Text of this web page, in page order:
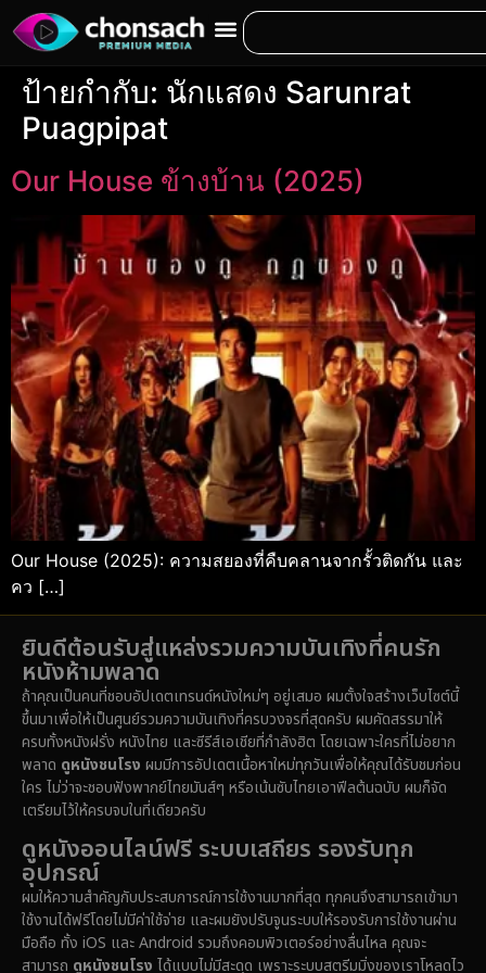
ป้ายกำกับ: นักแสดง Sarunrat
Puagpipat
Our House ข้างบ้าน (2025)
Our House (2025): ความสยองที่คืบคลานจากรั้วติดกัน และ
คว […]
ยินดีต้อนรับสู่แหล่งรวมความบันเทิงที่คนรัก
หนังห้ามพลาด
ถ้าคุณเป็นคนที่ชอบอัปเดตเทรนด์หนังใหม่ๆ อยู่เสมอ ผมตั้งใจสร้างเว็บไซต์นี้
ขึ้นมาเพื่อให้เป็นศูนย์รวมความบันเทิงที่ครบวงจรที่สุดครับ ผมคัดสรรมาให้
ครบทั้งหนังฝรั่ง หนังไทย และซีรีส์เอเชียที่กำลังฮิต โดยเฉพาะใครที่ไม่อยาก
พลาด ดูหนังชนโรง ผมมีการอัปเดตเนื้อหาใหม่ทุกวันเพื่อให้คุณได้รับชมก่อน
ใคร ไม่ว่าจะชอบฟังพากย์ไทยมันส์ๆ หรือเน้นซับไทยเอาฟีลต้นฉบับ ผมก็จัด
เตรียมไว้ให้ครบจบในที่เดียวครับ
ดูหนังออนไลน์ฟรี ระบบเสถียร รองรับทุก
อุปกรณ์
ผมให้ความสำคัญกับประสบการณ์การใช้งานมากที่สุด ทุกคนจึงสามารถเข้ามา
ใช้งานได้ฟรีโดยไม่มีค่าใช้จ่าย และผมยังปรับจูนระบบให้รองรับการใช้งานผ่าน
มือถือ ทั้ง iOS และ Android รวมถึงคอมพิวเตอร์อย่างลื่นไหล คุณจะ
สามารถ ดูหนังชนโรง ได้แบบไม่มีสะดุด เพราะระบบสตรีมมิ่งของเราโหลดไว